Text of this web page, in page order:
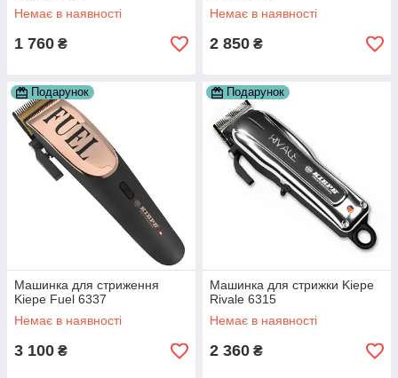
Немає в наявності
1 760 ₴
Немає в наявності
2 850 ₴
Подарунок
Машинка для стриження
Kiepe Fuel 6337
Немає в наявності
3 100 ₴
Подарунок
Машинка для стрижки Kiepe
Rivale 6315
Немає в наявності
2 360 ₴